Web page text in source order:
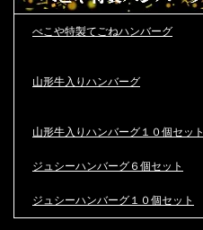
べこや特製てごねハンバーグ
山形牛入りハンバーグ
山形牛入りハンバーグ１０個セット
ジュシーハンバーグ６個セット
ジュシーハンバーグ１０個セット